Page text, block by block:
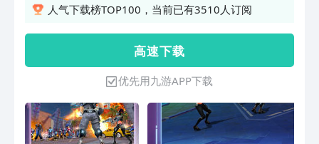
选择，在丧尸环绕的世界里生存下去并不
无人机，佣兵等众多技能和玩法，高难度
BOSS挑战、小队PVP战场、军团战对抗
更是让你的末日之旅精彩万分，赶快下载
游戏来体验一下吧！
人气下载榜TOP100，当前已有3510人订阅
高 速 下 载
优先用九游APP下载